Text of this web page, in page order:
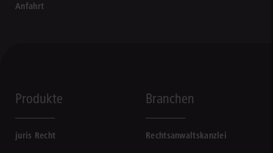
Anfahrt
Produkte
juris Recht
Branchen
Rechtsanwaltskanzlei